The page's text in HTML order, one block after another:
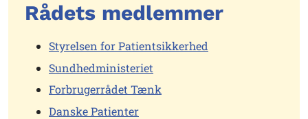
Rådets medlemmer
Styrelsen for Patientsikkerhed
Sundhedministeriet
Forbrugerrådet Tænk
Danske Patienter